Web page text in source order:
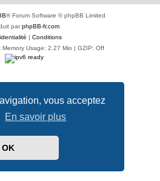
vous acceptez
En savoir plus
OK
® Forum Software © phpBB Limited
parphpBB-fr.com
| Conditions
Memory Usage: 2.27 Mio | GZIP: Off